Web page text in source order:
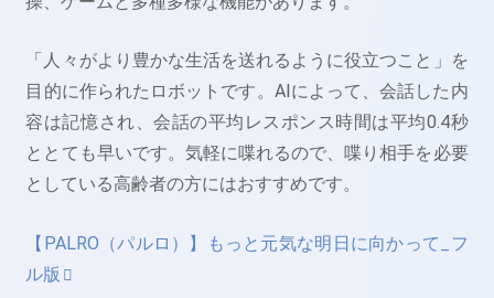
「人々がより豊かな生活を送れるように役立つこと」を
目的に作られたロボットです。AIによって、会話した内
容は記憶され、会話の平均レスポンス時間は平均0.4秒
ととても早いです。気軽に喋れるので、喋り相手を必要
としている高齢者の方にはおすすめです。
【PALRO（パルロ）】もっと元気な明日に向かって_フ
ル版